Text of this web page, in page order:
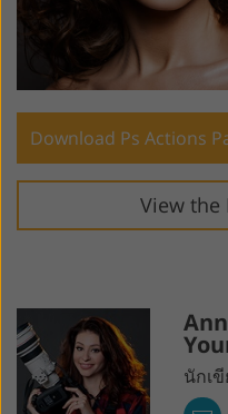
Download Ps Actions
View the
Ann
นักเ